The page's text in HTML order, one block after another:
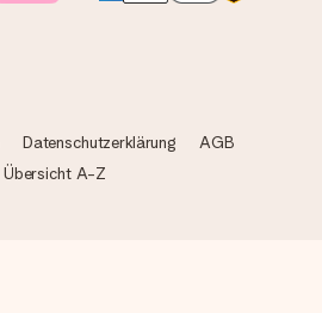
Datenschutzerklärung
AGB
Übersicht A-Z